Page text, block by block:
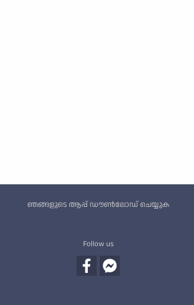
Custom footer
ഞങ്ങളുടെ ആപ്പ് ഡൗൺലോഡ് ചെയ്യുക
Follow us